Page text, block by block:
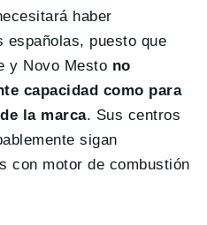
haber
españolas, puesto que
y Novo Mesto no
capacidad como para
la marca. Sus centros
sigan
con motor de combustión